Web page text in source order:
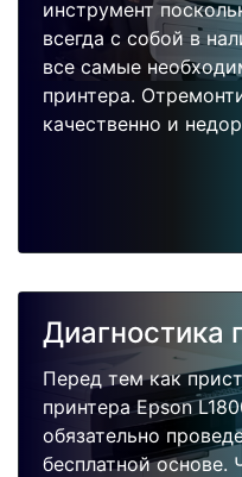
инструмент
всегда с собой в
все самые
принтера.
качественно и
Диагностика
Перед тем как
принтера Epson
обязательно
бесплатной